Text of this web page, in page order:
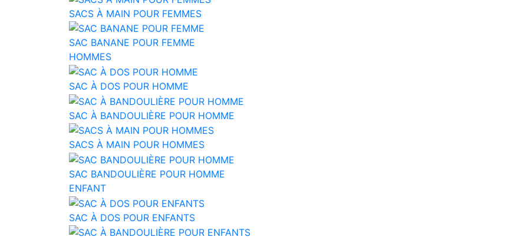
SACS À MAIN POUR FEMMES
SAC BANANE POUR FEMME
HOMMES
SAC À DOS POUR HOMME
SAC À BANDOULIÈRE POUR HOMME
SACS À MAIN POUR HOMMES
SAC BANDOULIÈRE POUR HOMME
ENFANT
SAC À DOS POUR ENFANTS